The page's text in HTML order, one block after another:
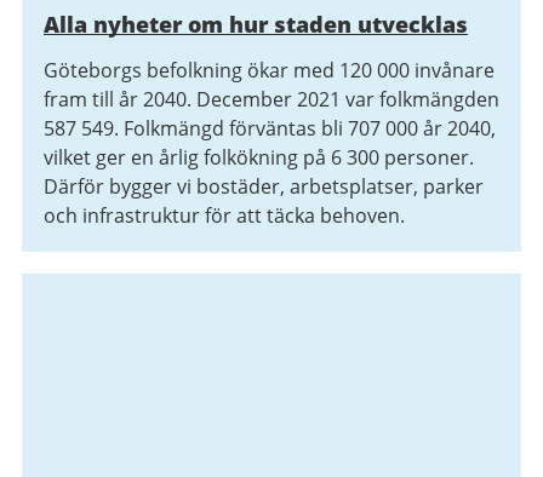
Alla nyheter om hur staden utvecklas
Göteborgs befolkning ökar med 120 000 invånare
fram till år 2040. December 2021 var folkmängden
587 549. Folkmängd förväntas bli 707 000 år 2040,
vilket ger en årlig folkökning på 6 300 personer.
Därför bygger vi bostäder, arbetsplatser, parker
och infrastruktur för att täcka behoven.